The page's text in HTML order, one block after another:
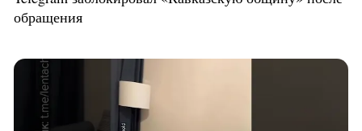
обращения